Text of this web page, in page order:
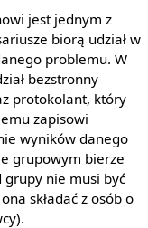
jest jednym z
biorą udział w
problemu. W
bezstronny
protokolant, który
zapisowi
wyników danego
grupowym bierze
grupy nie musi być
składać z osób o